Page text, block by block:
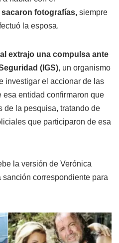
sacaron fotografías, siempre
la esposa.
extrajo una compulsa ante
(IGS), un organismo
investigar el accionar de las
entidad confirmaron que
de la pesquisa, tratando de
que participaron de esa
la versión de Verónica
sanción correspondiente para